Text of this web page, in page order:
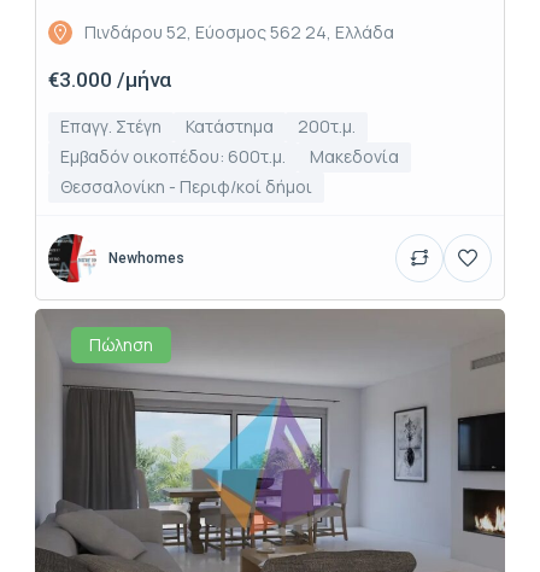
Πινδάρου 52, Εύοσμος 562 24, Ελλάδα
€3.000 /μήνα
Επαγγ. Στέγη Κατάστημα
200τ.μ.
Εμβαδόν οικοπέδου: 600τ.μ.
Μακεδονία
Θεσσαλονίκη - Περιφ/κοί δήμοι
Newhomes
Πώληση